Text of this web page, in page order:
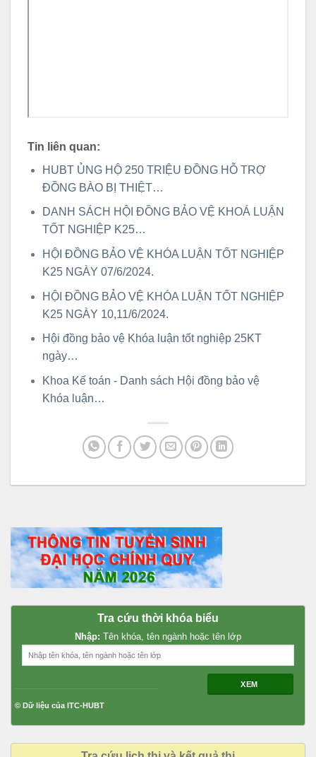
Tin liên quan:
HUBT ỦNG HỘ 250 TRIỆU ĐỒNG HỖ TRỢ
ĐỒNG BÀO BỊ THIỆT…
DANH SÁCH HỘI ĐỒNG BẢO VỆ KHOÁ LUẬN
TỐT NGHIỆP K25…
HỘI ĐỒNG BẢO VỆ KHÓA LUẬN TỐT NGHIỆP
K25 NGÀY 07/6/2024.
HỘI ĐỒNG BẢO VỆ KHÓA LUẬN TỐT NGHIỆP
K25 NGÀY 10,11/6/2024.
Hội đồng bảo vệ Khóa luận tốt nghiệp 25KT
ngày…
Khoa Kế toán - Danh sách Hội đồng bảo vệ
Khóa luận…
Tra cứu thời khóa biểu
Nhập: Tên khóa, tên ngành hoặc tên lớp
XEM
© Dữ liệu của ITC-HUBT